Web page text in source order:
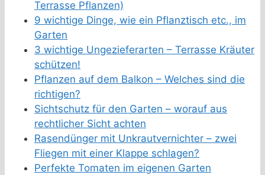
Terrasse Pflanzen)
9 wichtige Dinge, wie ein Pflanztisch etc., im
Garten
3 wichtige Ungezieferarten – Terrasse Kräuter
schützen!
Pflanzen auf dem Balkon – Welches sind die
richtigen?
Sichtschutz für den Garten – worauf aus
rechtlicher Sicht achten
Rasendünger mit Unkrautvernichter – zwei
Fliegen mit einer Klappe schlagen?
Perfekte Tomaten im eigenen Garten